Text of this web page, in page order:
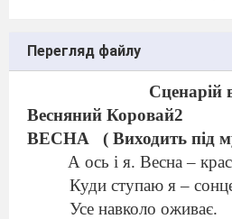
Перегляд файлу
Сценарій
Весняний Коровай2
ВЕСНА
( Виходить під
А ось і я. Весна –
Куди ступаю я –
Усе навколо оживає.